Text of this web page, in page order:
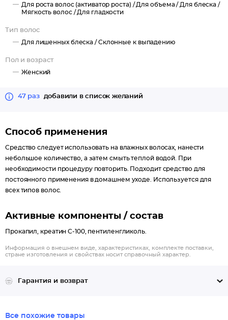
Для роста волос (активатор роста) /Для объема / Для блеска /
Мягкость волос /Для гладкости
Тип волос
Для лишенных блеска /Склонные к выпадению
Пол и возраст
Женский
47 раз добавили в список желаний
Способ применения
Средство следует использовать на влажных волосах, нанести
небольшое количество, а затем смыть теплой водой. При
необходимости процедуру повторить. Подходит средство для
постоянного применения в домашнем уходе. Используется для
всех типов волос.
Активные компоненты / состав
Прокапил, креатин С-100, пентиленгликоль.
Информация о внешнем виде, характеристиках, комплекте поставки,
стране изготовления и свойствах носит справочный характер.
Гарантия и возврат
Все похожие товары